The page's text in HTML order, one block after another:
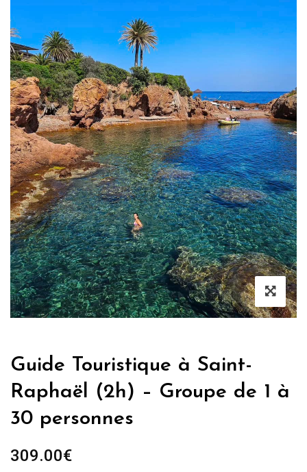
Guide Touristique à Saint-
Raphaël (2h) – Groupe de 1 à
30 personnes
309.00€